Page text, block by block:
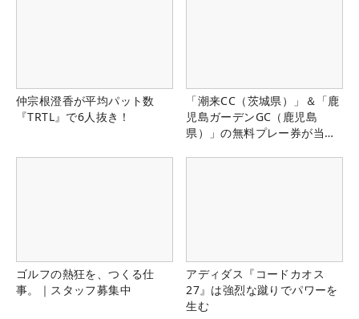
仲宗根澄香が平均パット数
『TRTL』で6人抜き！
「潮来CC（茨城県）」＆「鹿
児島ガーデンGC（鹿児島
県）」の無料プレー券が当た
ゴルフの熱狂を、つくる仕
事。｜スタッフ募集中
アディダス『コードカオス
27』は強烈な蹴りでパワーを
生む